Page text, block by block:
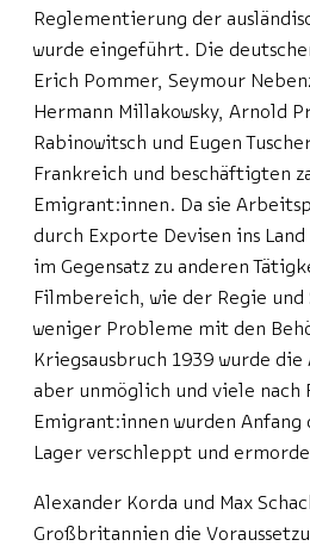
Reglementierung der
wurde eingeführt. Die
Erich Pommer, Seymour
Hermann Millakowsky, Arnold
Rabinowitsch und Eugen
Frankreich und beschäftigten
Emigrant:innen. Da sie
durch Exporte Devisen ins
im Gegensatz zu anderen
Filmbereich, wie der Regie
weniger Probleme mit den
Kriegsausbruch 1939 wurde
aber unmöglich und viele nach
Emigrant:innen wurden
Lager verschleppt und
Alexander Korda und Max
Großbritannien die